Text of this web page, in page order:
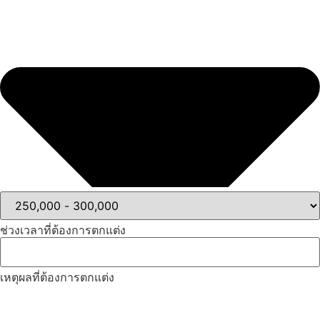
ช่วงเวลาที่ต้องการตกแต่ง
เหตุผลที่ต้องการตกแต่ง